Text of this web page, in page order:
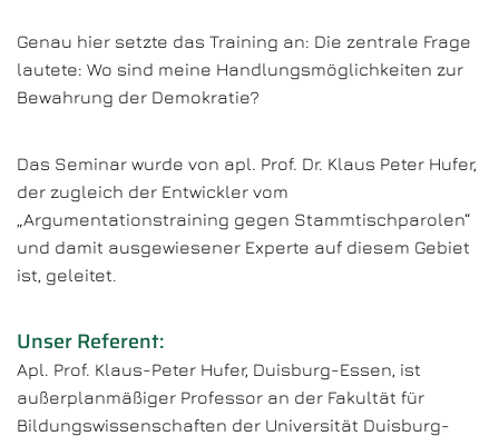
Genau hier setzte das Training an: Die zentrale Frage
lautete: Wo sind meine Handlungsmöglichkeiten zur
Bewahrung der Demokratie?
Das Seminar wurde von apl. Prof. Dr. Klaus Peter Hufer,
der zugleich der Entwickler vom
„Argumentationstraining gegen Stammtischparolen“
und damit ausgewiesener Experte auf diesem Gebiet
ist, geleitet.
Unser Referent:
Apl. Prof. Klaus-Peter Hufer, Duisburg-Essen, ist
außerplanmäßiger Professor an der Fakultät für
Bildungswissenschaften der Universität Duisburg-